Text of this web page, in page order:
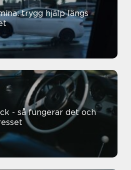
trygg hjälp längs
- så fungerar det och